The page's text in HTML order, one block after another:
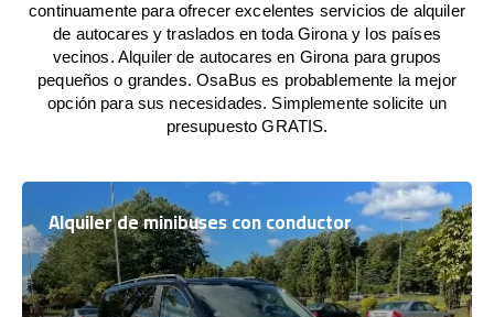
continuamente para ofrecer excelentes servicios de alquiler
de autocares y traslados en toda Girona y los países
vecinos. Alquiler de autocares en Girona para grupos
pequeños o grandes. OsaBus es probablemente la mejor
opción para sus necesidades. Simplemente solicite un
presupuesto GRATIS.
Alquiler de minibuses con conductor